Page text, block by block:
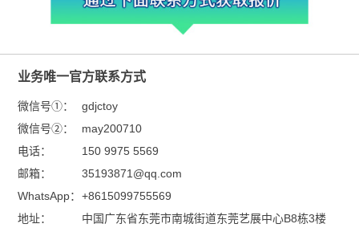
业务唯一官方联系方式
微信号①：
gdjctoy
微信号②：
may200710
电话：
150 9975 5569
邮箱：
35193871@qq.com
WhatsApp： +8615099755569
地址：
中国广东省东莞市南城街道东莞艺展中心B8栋3楼